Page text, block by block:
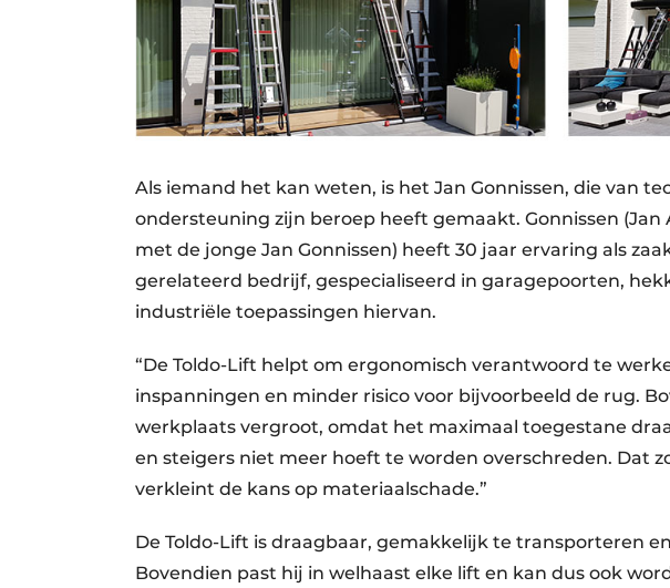
Als iemand het kan weten, is het Jan Gonnissen, die van
ondersteuning zijn beroep heeft gemaakt. Gonnissen (Jan
met de jonge Jan Gonnissen) heeft 30 jaar ervaring als
gerelateerd bedrijf, gespecialiseerd in garagepoorten,
industriële toepassingen hiervan.
“De Toldo-Lift helpt om ergonomisch verantwoord te
inspanningen en minder risico voor bijvoorbeeld de rug.
werkplaats vergroot, omdat het maximaal toegestane
en steigers niet meer hoeft te worden overschreden. Dat
verkleint de kans op materiaalschade.”
De Toldo-Lift is draagbaar, gemakkelijk te transporteren
Bovendien past hij in welhaast elke lift en kan dus ook